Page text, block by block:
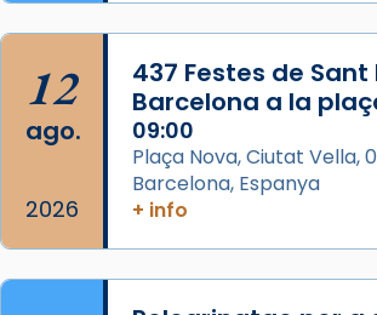
Acompanyant la història de
partir de l’Edat Mitjana sorgeix
que les santes Juliana (“relatiu
Semproniana (“relatiu a
eterna”) són deixebles seves. I
frare Joan Gaspar Roig, afirma
que les santes són filles de
Mataró en reivindicarà les relíq
12
ago.
2026
437 Festes de Sant
Barcelona a la
09:00
Plaça Nova, Ciutat Vella,
Barcelona, Espanya
+ info